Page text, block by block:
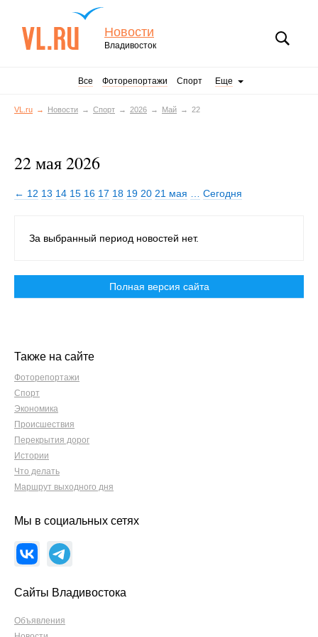
Новости
Владивосток
Все Фоторепортажи Спорт Еще
VL.ru Новости Спорт 2026 Май 22
22 мая 2026
← 12 13 14 15 16 17 18 19 20 21 мая Сегодня
За выбранный период новостей нет.
Полная версия сайта
Также на сайте
Фоторепортажи
Спорт
Экономика
Происшествия
Перекрытия дорог
Истории
Что делать
Маршрут выходного дня
Мы в социальных сетях
Сайты Владивостока
Объявления